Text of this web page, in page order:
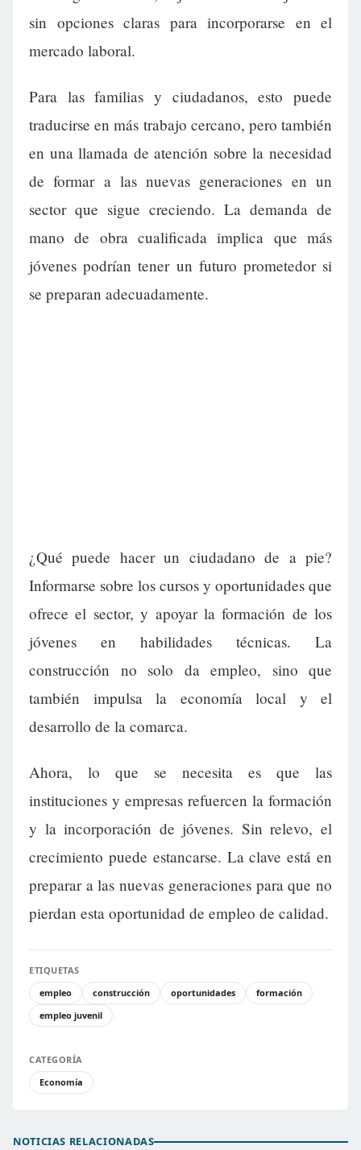
sin opciones claras para incorporarse en el
mercado laboral.
Para las familias y ciudadanos, esto puede
traducirse en más trabajo cercano, pero también
en una llamada de atención sobre la necesidad
de formar a las nuevas generaciones en un
sector que sigue creciendo. La demanda de
mano de obra cualificada implica que más
jóvenes podrían tener un futuro prometedor si
se preparan adecuadamente.
¿Qué puede hacer un ciudadano de a pie?
Informarse sobre los cursos y oportunidades que
ofrece el sector, y apoyar la formación de los
jóvenes en habilidades técnicas. La
construcción no solo da empleo, sino que
también impulsa la economía local y el
desarrollo de la comarca.
Ahora, lo que se necesita es que las
instituciones y empresas refuercen la formación
y la incorporación de jóvenes. Sin relevo, el
crecimiento puede estancarse. La clave está en
preparar a las nuevas generaciones para que no
pierdan esta oportunidad de empleo de calidad.
ETIQUETAS
empleo
construcción oportunidades
formación
empleo juvenil
CATEGORÍA
Economía
NOTICIAS RELACIONADAS